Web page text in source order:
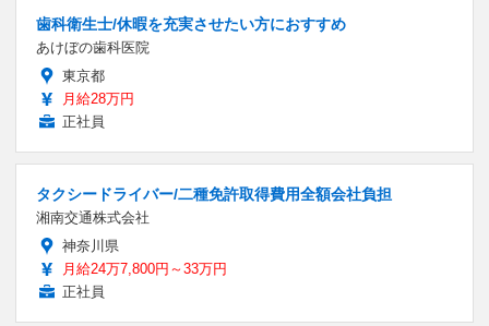
歯科衛生士/休暇を充実させたい方におすすめ
あけぼの歯科医院
東京都
月給28万円
正社員
タクシードライバー/二種免許取得費用全額会社負担
湘南交通株式会社
神奈川県
月給24万7,800円～33万円
正社員